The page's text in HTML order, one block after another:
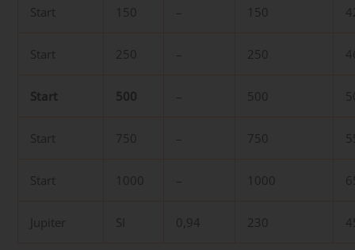
Start 150 – 150
Start 250 – 250
Start 500 – 500
Start 750 – 750
Start 1000 – 1000
Jupiter SI 0,94 230